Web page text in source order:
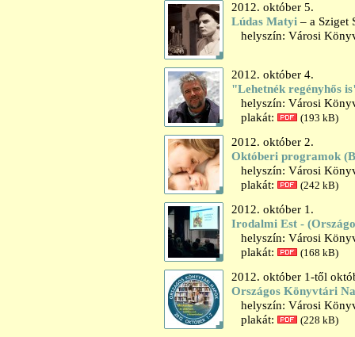
2012. október 5.
Lúdas Matyi – a Sziget
helyszín: Városi
2012. október 4.
"Lehetnék regényhős
helyszín: Városi
plakát:
(193 kB)
2012. október 2.
Októberi programok
helyszín: Városi
plakát:
(242 kB)
2012. október 1.
Irodalmi Est -
helyszín: Városi
plakát:
(168 kB)
2012. október 1-től
Országos Könyvtári
helyszín: Városi
plakát:
(228 kB)